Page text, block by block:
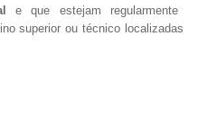
e que estejam regularmente
superior ou técnico localizadas